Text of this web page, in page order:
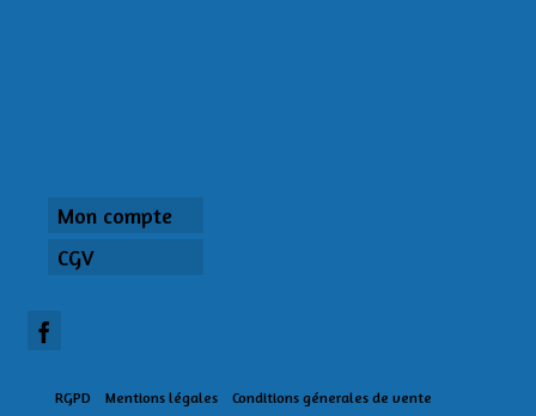
Mon compte
CGV
RGPD Mentions légales Conditions génerales de vente